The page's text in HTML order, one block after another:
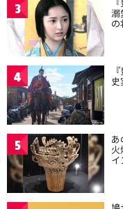
3 溺
の
4
5 あ
イ